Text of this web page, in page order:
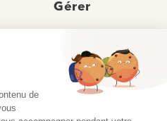
Gérer
Avis clients